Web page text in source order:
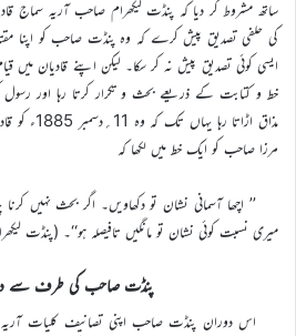
ساتھ مشروط کر دیا کہ پنڈت لیکھرام صاحب آریہ سماج
کی حلفی تصدیق پیش کرے کہ وہ پنڈت صاحب کو اپنا
ایسی کوئی تصدیق پیش نہ کر سکا۔ لیکن اپنے قادیان
خط و کتابت کے ذریعے بحث و تکرار کرتا رہا اور
مذاق اڑاتا
مرزا صاحب کو ایک خط میں لکھا کہ
’’ اچھا آسمانی نشان تو دکھاویں۔ اگر بحث نہیں
میری نسبت کوئی نشان تو مانگیں تافیصلہ ہو‘‘۔ (پنڈت لیکھرام 1885ء بحوالہ استفتاء
پنڈت صاحب کی طرف سے
اس دوران پنڈت صاحب اپنی تصانیف کلیات آریہ